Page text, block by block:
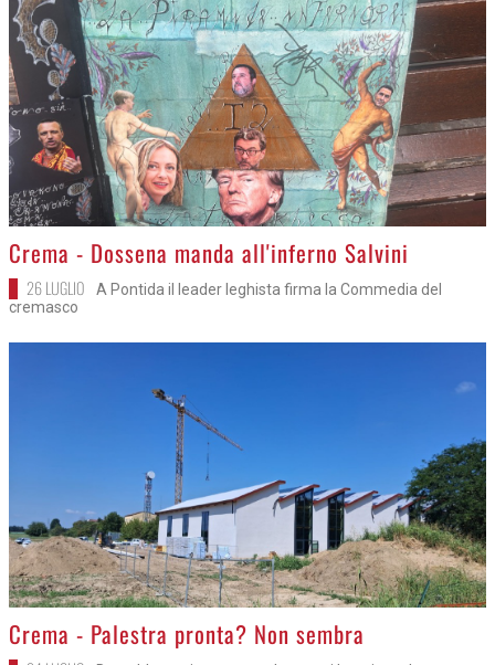
>
Crema - Dossena manda all'inferno Salvini
26 LUGLIO
A Pontida il leader leghista firma la Commedia del
cremasco
>
Crema - Palestra pronta? Non sembra